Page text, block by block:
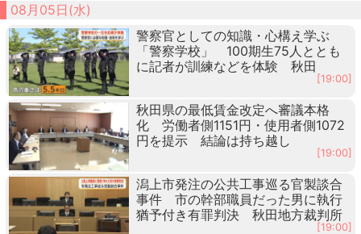
08月05日(水)
警察官としての知識・心構え学ぶ
「警察学校」 100期生75人ととも
に記者が訓練などを体験 秋田
[19:00]
秋田県の最低賃金改定へ審議本格
化 労働者側1151円・使用者側1072
円を提示 結論は持ち越し
[19:00]
潟上市発注の公共工事巡る官製談合
事件 市の幹部職員だった男に執行
猶予付き有罪判決 秋田地方裁判所
[19:00]